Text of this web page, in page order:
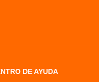
DE AYUDA